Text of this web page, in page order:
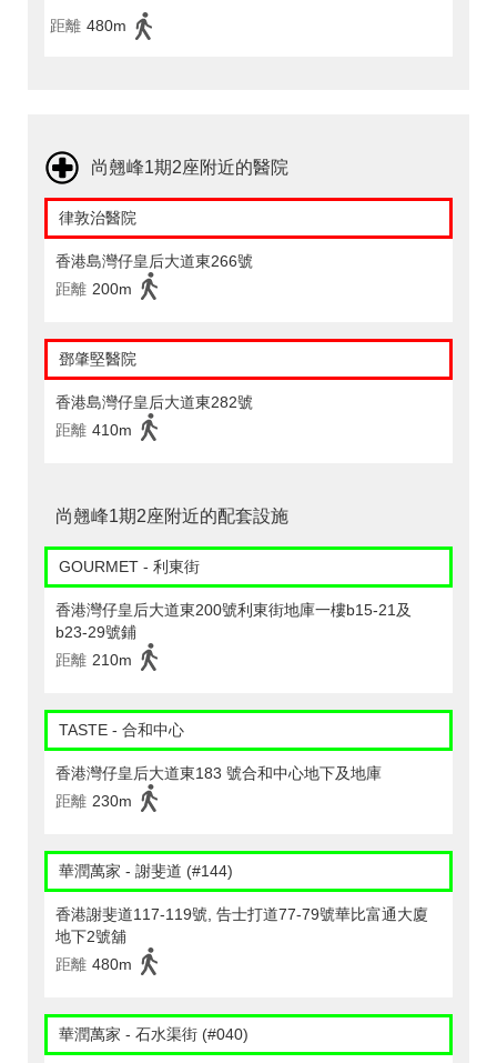
距離 480m
尚翹峰1期2座附近的醫院
律敦治醫院
香港島灣仔皇后大道東266號
距離 200m
鄧肇堅醫院
香港島灣仔皇后大道東282號
距離 410m
尚翹峰1期2座附近的配套設施
GOURMET - 利東街
香港灣仔皇后大道東200號利東街地庫一樓b15-21及
b23-29號鋪
距離 210m
TASTE - 合和中心
香港灣仔皇后大道東183 號合和中心地下及地庫
距離 230m
華潤萬家 - 謝斐道 (#144)
香港謝斐道117-119號, 告士打道77-79號華比富通大廈
地下2號舖
距離 480m
華潤萬家 - 石水渠街 (#040)